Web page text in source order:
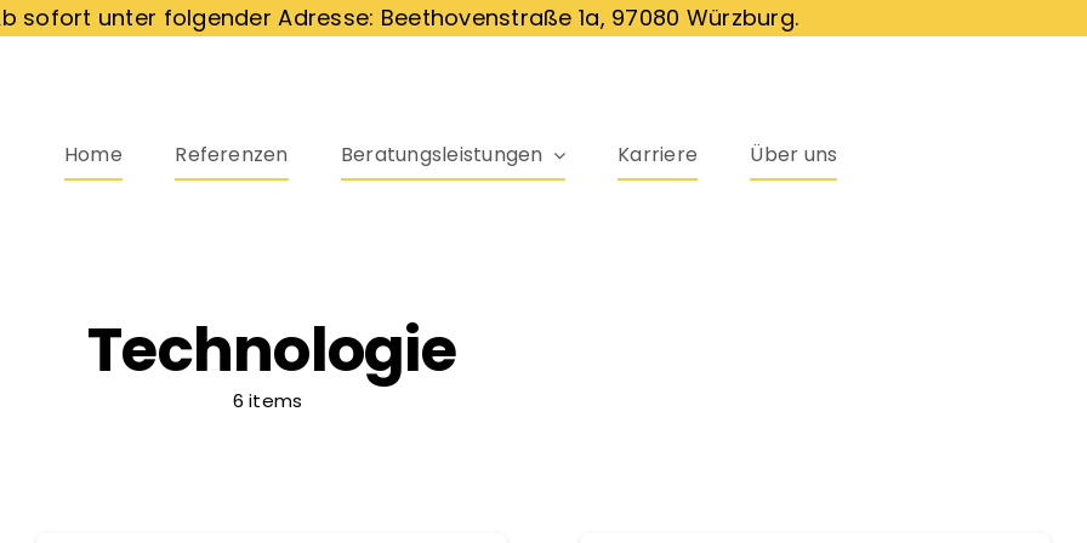
sofort unter folgender Adresse: Beethovenstraße 1a, 97080 Würzburg.
Home Referenzen Beratungsleistungen Karriere Über uns
Technologie
6 items